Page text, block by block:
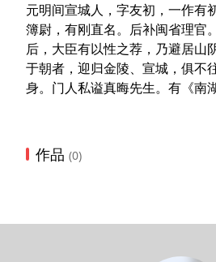
元明间宣城人，字友初，一作有
簿尉，有刚直名。后补闽省理官
后，大臣有以性之荐，乃避居山
于朝者，迎归金陵、宣城，俱不
身。门人私谥真晦先生。有《南
作品 (0)